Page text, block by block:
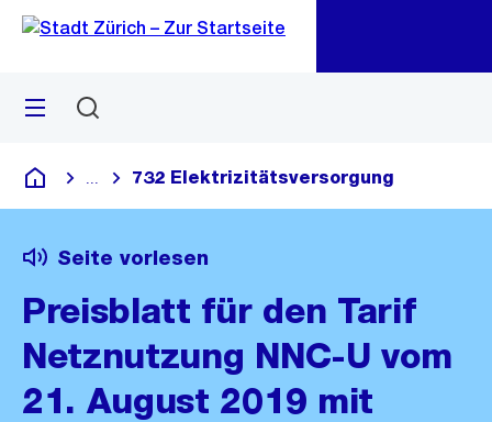
Navigation
Sprunglink
Menü
Deutsch
Blende alle Breadcrumbs ein
732 Elektrizitätsversorgung
Seite vorlesen
Preisblatt für den Tarif
Netznutzung NNC-U vom
21. August 2019 mit